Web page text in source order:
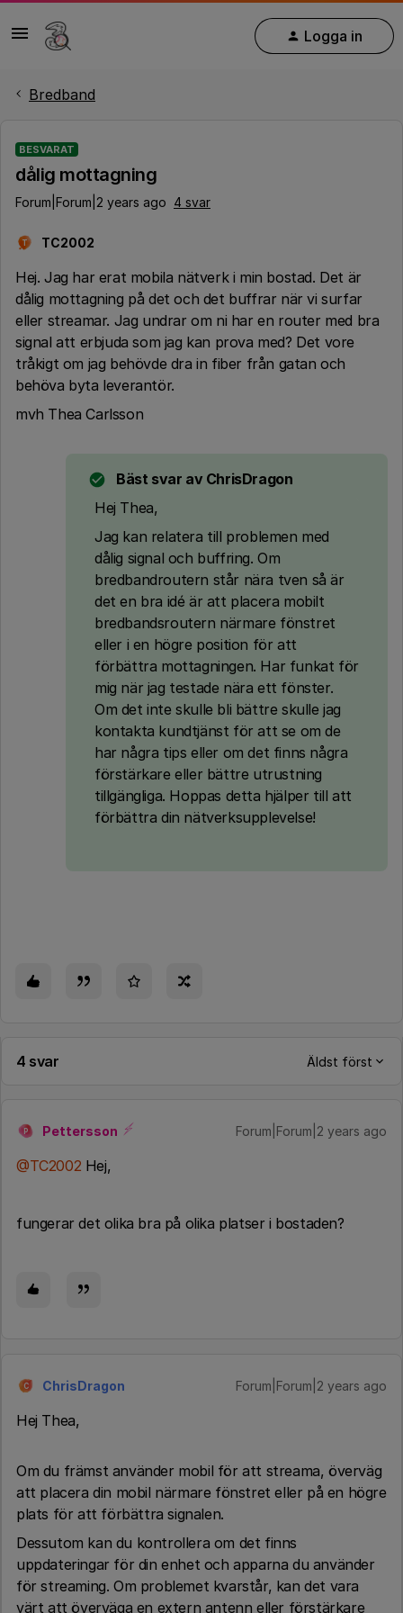
Logga in
Bredband
BESVARAT
dålig mottagning
Forum|Forum|2 years ago 4 svar
T TC2002
Hej. Jag har erat mobila nätverk i min bostad. Det är
dålig mottagning på det och det buffrar när vi surfar
eller streamar. Jag undrar om ni har en router med bra
signal att erbjuda som jag kan prova med? Det vore
tråkigt om jag behövde dra in fiber från gatan och
behöva byta leverantör.
mvh Thea Carlsson
Bäst svar av ChrisDragon
Hej Thea,
Jag kan relatera till problemen med
dålig signal och buffring. Om
bredbandroutern står nära tven så är
det en bra idé är att placera mobilt
bredbandsroutern närmare fönstret
eller i en högre position för att
förbättra mottagningen. Har funkat för
mig när jag testade nära ett fönster.
Om det inte skulle bli bättre skulle jag
kontakta kundtjänst för att se om de
har några tips eller om det finns några
förstärkare eller bättre utrustning
tillgängliga. Hoppas detta hjälper till att
förbättra din nätverksupplevelse!
4 svar Äldst först
P Pettersson Forum|Forum|2 years ago
@TC2002 Hej,
fungerar det olika bra på olika platser i bostaden?
C ChrisDragon Forum|Forum|2 years ago
Hej Thea,
Om du främst använder mobil för att streama, överväg
att placera din mobil närmare fönstret eller på en högre
plats för att förbättra signalen.
Dessutom kan du kontrollera om det finns
uppdateringar för din enhet och apparna du använder
för streaming. Om problemet kvarstår, kan det vara
värt att överväga en extern antenn eller förstärkare